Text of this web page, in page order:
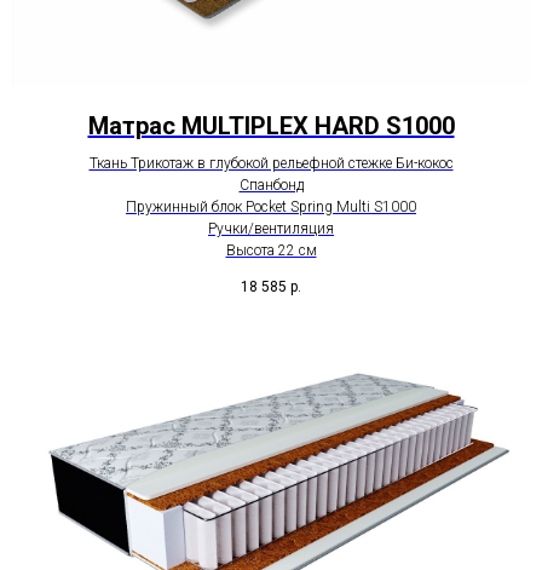
Матрас MULTIPLEX HARD S1000
Ткань Трикотаж в глубокой рельефной стежке Би-кокос
Спанбонд
Пружинный блок Pocket Spring Multi S1000
Ручки/вентиляция
Высота 22 см
18 585 р.